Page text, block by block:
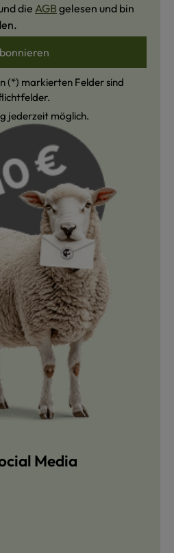
die AGB gelesen und bin
(*) markierten Felder sind
jederzeit möglich.
Media